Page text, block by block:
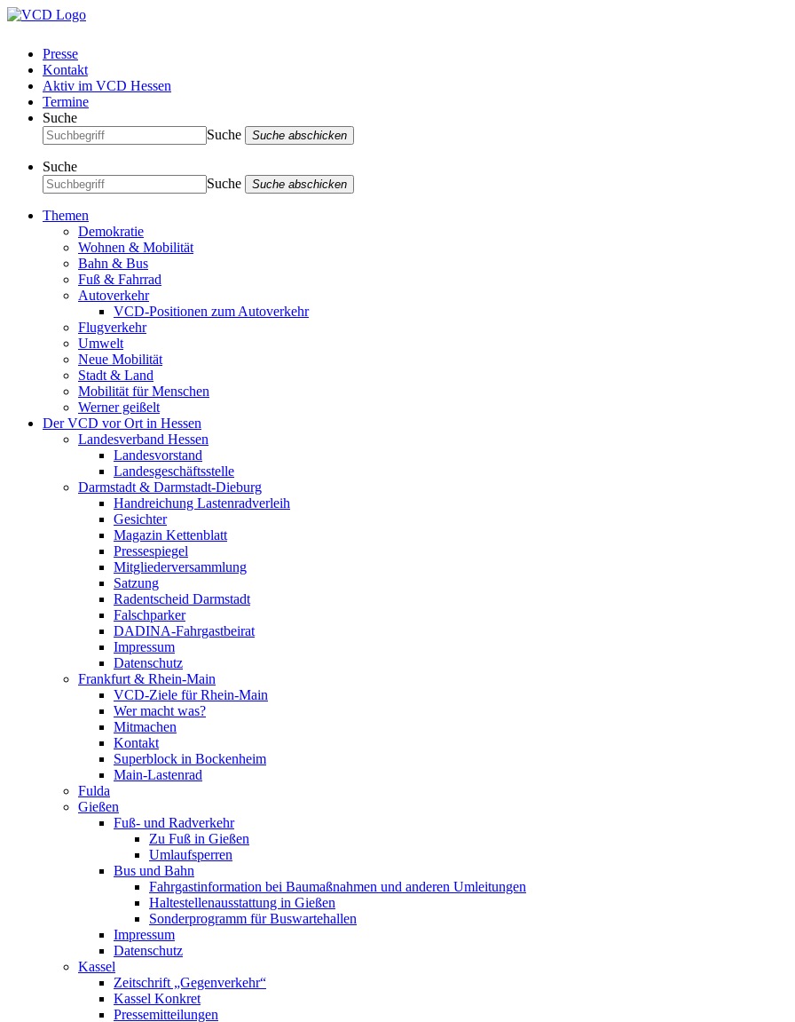
Presse
Kontakt
Aktiv im VCD Hessen
Termine
Suche
Suche
Suche abschicken
Suche
Suche
Suche abschicken
Themen
Demokratie
Wohnen & Mobilität
Bahn & Bus
Fuß & Fahrrad
Autoverkehr
VCD-Positionen zum Autoverkehr
Flugverkehr
Umwelt
Neue Mobilität
Stadt & Land
Mobilität für Menschen
Werner geißelt
Der VCD vor Ort in Hessen
Landesverband Hessen
Landesvorstand
Landesgeschäftsstelle
Darmstadt & Darmstadt-Dieburg
Handreichung Lastenradverleih
Gesichter
Magazin Kettenblatt
Pressespiegel
Mitgliederversammlung
Satzung
Radentscheid Darmstadt
Falschparker
DADINA-Fahrgastbeirat
Impressum
Datenschutz
Frankfurt & Rhein-Main
VCD-Ziele für Rhein-Main
Wer macht was?
Mitmachen
Kontakt
Superblock in Bockenheim
Main-Lastenrad
Fulda
Gießen
Fuß- und Radverkehr
Zu Fuß in Gießen
Umlaufsperren
Bus und Bahn
Fahrgastinformation bei Baumaßnahmen und anderen Umleitungen
Haltestellenausstattung in Gießen
Sonderprogramm für Buswartehallen
Impressum
Datenschutz
Kassel
Zeitschrift „Gegenverkehr“
Kassel Konkret
Pressemitteilungen